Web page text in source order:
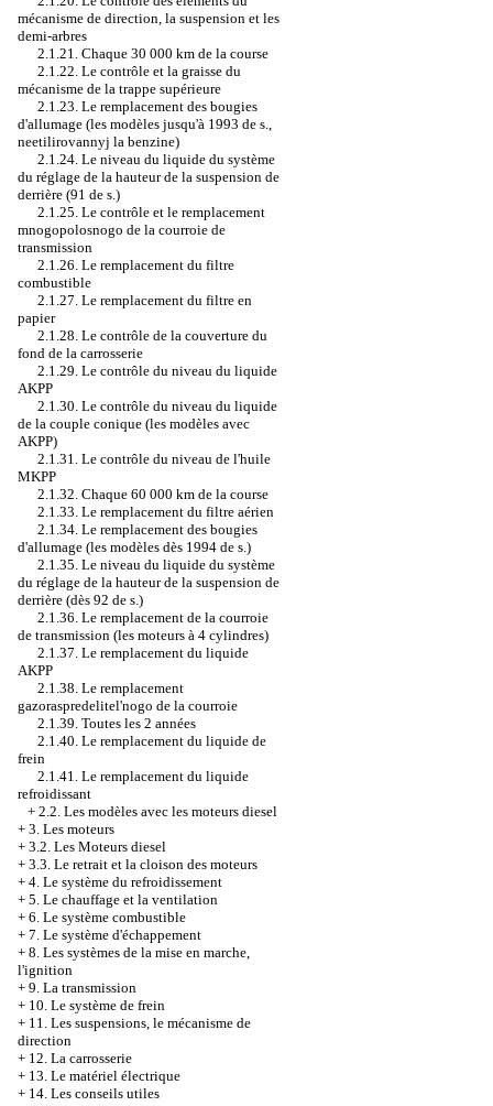
mécanisme de direction, la suspension et les
demi-arbres
2.1.21. Chaque 30 000 km de la course
2.1.22. Le contrôle et la graisse du
mécanisme de la trappe supérieure
2.1.23. Le remplacement des bougies
d'allumage (les modèles jusqu'à 1993 de s.,
neetilirovannyj la benzine)
2.1.24. Le niveau du liquide du système
du réglage de la hauteur de la suspension de
derrière (91 de s.)
2.1.25. Le contrôle et le remplacement
mnogopolosnogo de la courroie de
transmission
2.1.26. Le remplacement du filtre
combustible
2.1.27. Le remplacement du filtre en
papier
2.1.28. Le contrôle de la couverture du
fond de la carrosserie
2.1.29. Le contrôle du niveau du liquide
AKPP
2.1.30. Le contrôle du niveau du liquide
de la couple conique (les modèles avec
AKPP)
2.1.31. Le contrôle du niveau de l'huile
MKPP
2.1.32. Chaque 60 000 km de la course
2.1.33. Le remplacement du filtre aérien
2.1.34. Le remplacement des bougies
d'allumage (les modèles dès 1994 de s.)
2.1.35. Le niveau du liquide du système
du réglage de la hauteur de la suspension de
derrière (dès 92 de s.)
2.1.36. Le remplacement de la courroie
de transmission (les moteurs à 4 cylindres)
2.1.37. Le remplacement du liquide
AKPP
2.1.38. Le remplacement
gazoraspredelitel'nogo de la courroie
2.1.39. Toutes les 2 années
2.1.40. Le remplacement du liquide de
frein
2.1.41. Le remplacement du liquide
refroidissant
+ 2.2. Les modèles avec les moteurs diesel
+ 3. Les moteurs
+ 3.2. Les Moteurs diesel
+ 3.3. Le retrait et la cloison des moteurs
+ 4. Le système du refroidissement
+ 5. Le chauffage et la ventilation
+ 6. Le système combustible
+ 7. Le système d'échappement
+ 8. Les systèmes de la mise en marche,
l'ignition
+ 9. La transmission
+ 10. Le système de frein
+ 11. Les suspensions, le mécanisme de
direction
+ 12. La carrosserie
+ 13. Le matériel électrique
+ 14. Les conseils utiles